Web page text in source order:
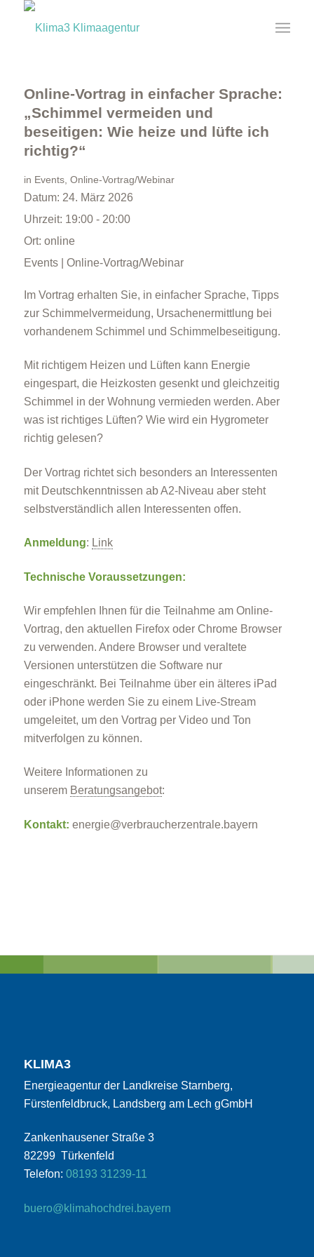
Online-Vortrag in einfacher Sprache:
„Schimmel vermeiden und
beseitigen: Wie heize und lüfte ich
richtig?“
in Events, Online-Vortrag/Webinar
Datum: 24. März 2026
Uhrzeit: 19:00 - 20:00
Ort: online
Events | Online-Vortrag/Webinar
Im Vortrag erhalten Sie, in einfacher Sprache, Tipps
zur Schimmelvermeidung, Ursachenermittlung bei
vorhandenem Schimmel und Schimmelbeseitigung.
Mit richtigem Heizen und Lüften kann Energie
eingespart, die Heizkosten gesenkt und gleichzeitig
Schimmel in der Wohnung vermieden werden. Aber
was ist richtiges Lüften? Wie wird ein Hygrometer
richtig gelesen?
Der Vortrag richtet sich besonders an Interessenten
mit Deutschkenntnissen ab A2-Niveau aber steht
selbstverständlich allen Interessenten offen.
Anmeldung: Link
Technische Voraussetzungen:
Wir empfehlen Ihnen für die Teilnahme am Online-
Vortrag, den aktuellen Firefox oder Chrome Browser
zu verwenden. Andere Browser und veraltete
Versionen unterstützen die Software nur
eingeschränkt. Bei Teilnahme über ein älteres iPad
oder iPhone werden Sie zu einem Live-Stream
umgeleitet, um den Vortrag per Video und Ton
mitverfolgen zu können.
Weitere Informationen zu
unserem Beratungsangebot:
Kontakt: energie@verbraucherzentrale.bayern
KLIMA3
Energieagentur der Landkreise Starnberg,
Fürstenfeldbruck, Landsberg am Lech gGmbH
Zankenhausener Straße 3
82299 Türkenfeld
Telefon: 08193 31239-11
buero@klimahochdrei.bayern